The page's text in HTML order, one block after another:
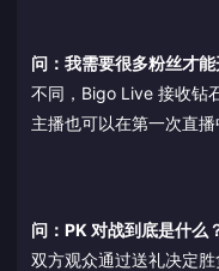
问：我需要很多粉丝才能
不同，Bigo Live 接收钻
主播也可以在第一次直播
问：PK 对战到底是什么
双方观众通过送礼决定